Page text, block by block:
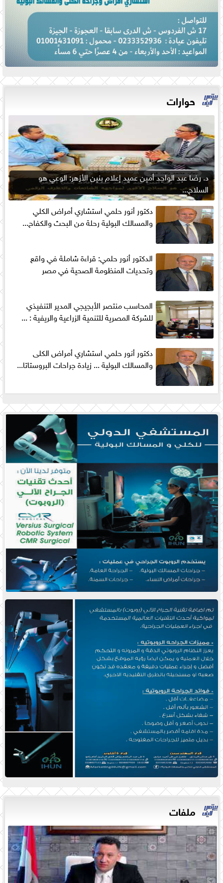
حوارات
د. رضا عبد الواجد أمين عميد إعلام بنين الأزهر: الوعي هو
السلاح...
دكتور أنور حلمي استشاري أمراض الكلي
والمسالك البولية رحلة من البحث والكفاح...
الدكتور أنور حلمي: قراءة شاملة في واقع
وتحديات المنظومة الصحية في مصر
المحاسب منتصر الأبجيجي المدير التنفيذي
للشركة المصرية للتنمية الزراعية والريفية : ...
دكتور أنور حلمي استشاري أمراض الكلى
والمسالك البولية ... زيادة جراحات البروستاتا...
ملفات